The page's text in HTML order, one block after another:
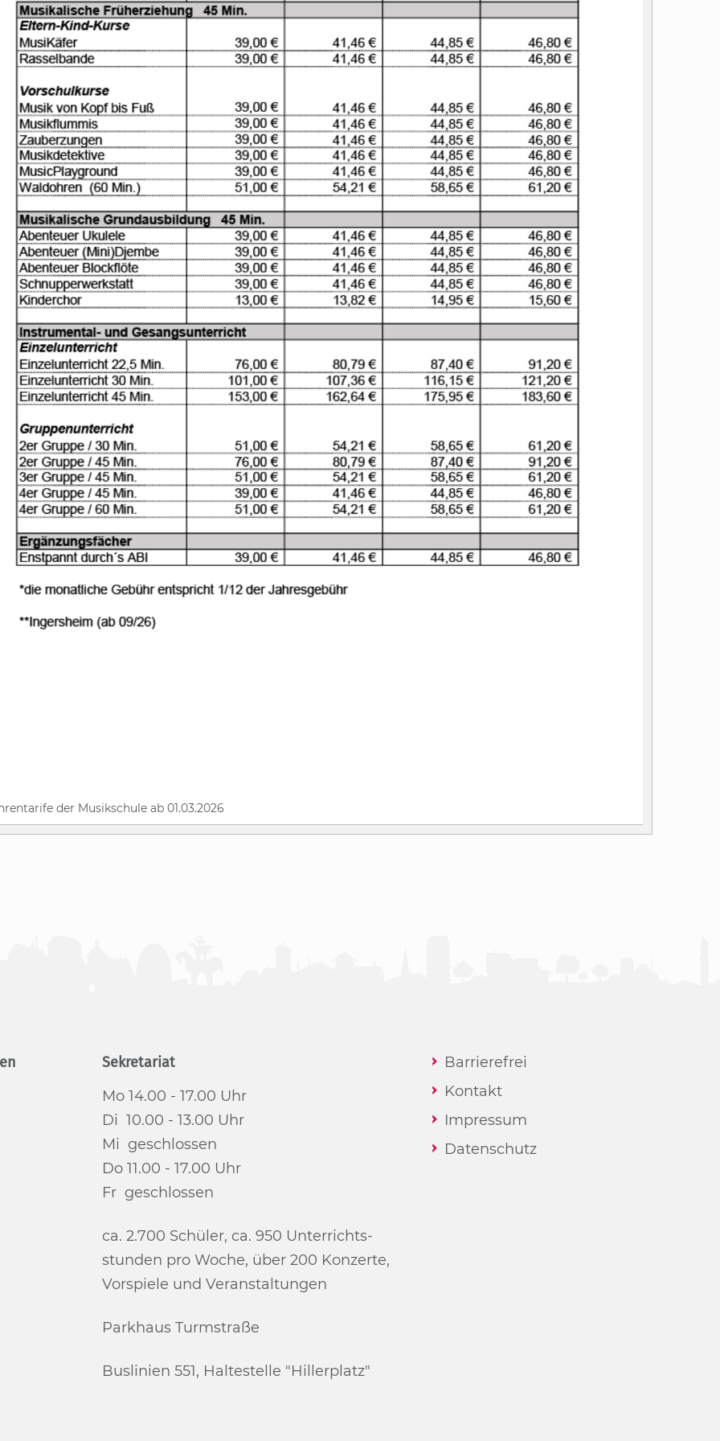
der Mu­sik­schu­le ab 01.03.2026
Sekretariat
Mo 14.00 - 17.00 Uhr
Di 10.00 - 13.00 Uhr
Mi ge­schlos­sen
Do 11.00 - 17.00 Uhr
Fr ge­schlos­sen
ca. 2.700 Schü­ler, ca. 950 Un­ter­richts­
stun­den pro Wo­che, über 200 Kon­zer­te,
Vor­spie­le und Ver­an­stal­tun­gen
Park­haus Turm­straße
Bus­li­ni­en 551, Hal­te­stel­le "Hil­ler­platz"
Barrierefrei
Kontakt
Impressum
Datenschutz